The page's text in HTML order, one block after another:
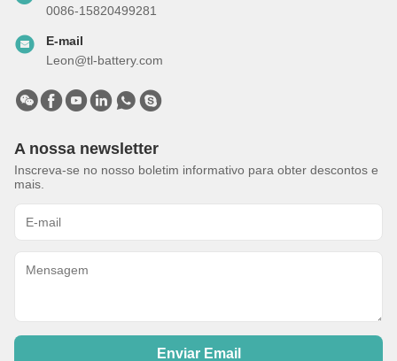
0086-15820499281
E-mail
Leon@tl-battery.com
A nossa newsletter
Inscreva-se no nosso boletim informativo para obter descontos e
mais.
Enviar Email